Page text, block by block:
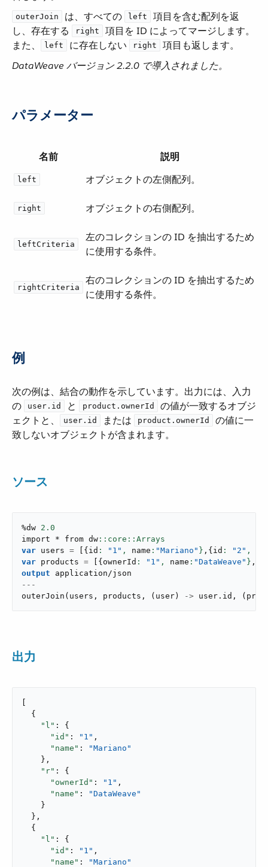
outerJoin ​ は、すべての ​ left
​ 項目を含む配列を返
し、存在する ​
right
​ 項目を ID によってマージします。
また、​
left ​ に存在しない ​ right
​ 項目も返します。
DataWeave バージョン 2.2.0 で導入されました。
パラメーター
名前 説明
left オブジェクトの左側配列。
right オブジェクトの右側配列。
leftCriteria
左のコレクションの ID を抽出するため
に使用する条件。
rightCriteria
右のコレクションの ID を抽出するため
に使用する条件。
例
次の例は、結合の動作を示しています。出力には、入力
の ​
user.id ​ と ​ product.ownerId
​ の値が一致するオブジ
ェクトと、​
user.id ​ または ​ product.ownerId
​ の値に一
致しないオブジェクトが含まれます。
ソース
%dw 2.0
import * from dw
var users = { id : "1" , name : "Mariano" } , { id : "2" ,
var products = { ownerId : "1" , name : "DataWeave" } ,
output
application/json
---
outerJoin ( users , products , ( user ) -> user . id , (
出力
  {
"l" : {
"id" : "1" ,
"name" :
"Mariano"
    },
"r" : {
"ownerId" : "1" ,
"name" :
"DataWeave"
    }
  },
  {
"l" : {
"id" : "1" ,
"name" :
"Mariano"